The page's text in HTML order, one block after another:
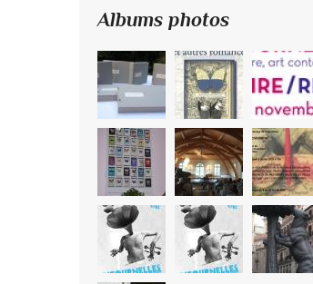
Albums photos